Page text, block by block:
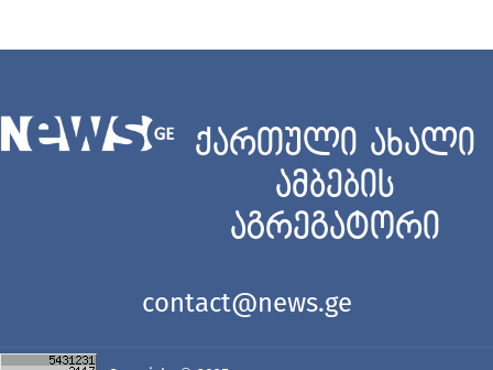
ქართული ახალი
ამბების
აგრეგატორი
contact@news.ge